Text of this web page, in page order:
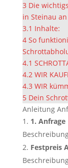
3 Die
in Steinau
3.1 Inhalte:
4 So
4.1
4.2 WIR
4.3 WIR
5 Dein
Anleitung
1. Anfrage
Festpreis